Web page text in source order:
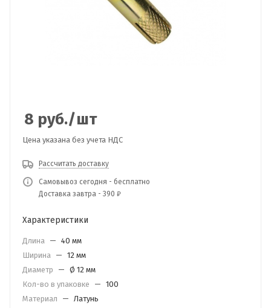
8 руб./шт
Цена указана без учета НДС
Рассчитать доставку
Самовывоз сегодня - бесплатно
Доставка завтра - 390 ₽
Характеристики
Длина — 40 мм
Ширина — 12 мм
Диаметр
— Ø 12 мм
Кол-во в упаковке
— 100
Материал
— Латунь